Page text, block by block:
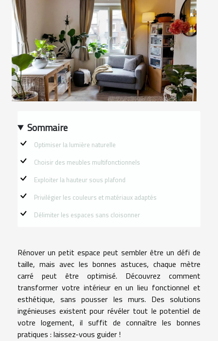
Sommaire
Optimiser la lumière naturelle
Choisir des meubles multifonctionnels
Exploiter la hauteur sous plafond
Privilégier les couleurs et matériaux adaptés
Délimiter les espaces sans cloisonner
Rénover un petit espace peut sembler être un défi de
taille, mais avec les bonnes astuces, chaque mètre
carré peut être optimisé. Découvrez comment
transformer votre intérieur en un lieu fonctionnel et
esthétique, sans pousser les murs. Des solutions
ingénieuses existent pour révéler tout le potentiel de
votre logement, il suffit de connaître les bonnes
pratiques : laissez-vous guider !